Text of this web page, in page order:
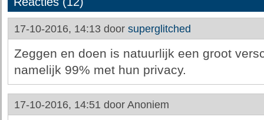
17-10-2016, 14:13 door superglitched
Zeggen en doen is natuurlijk een groot
namelijk 99% met hun privacy.
17-10-2016, 14:51 door Anoniem